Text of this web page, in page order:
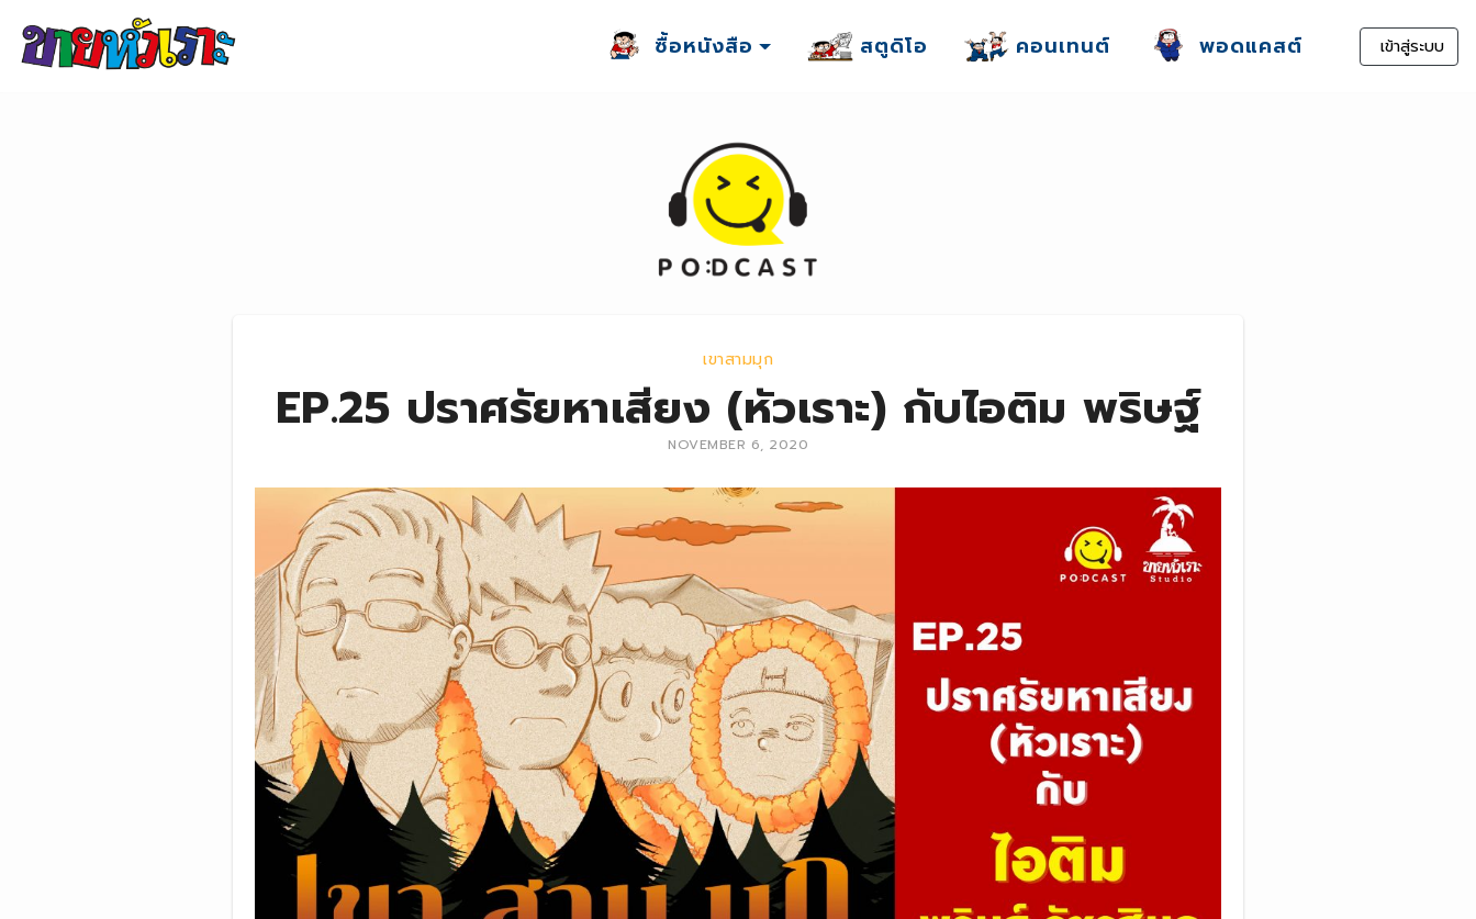
Skip to content
ซื้อหนังสือ สตูดิโอ คอนเทนต์ พอดแคสต์ เข้าสู่ระบบ
เขาสามมุก
EP.25 ปราศรัยหาเสียง (หัวเราะ) กับไอติม พริษฐ์
NOVEMBER 6, 2020